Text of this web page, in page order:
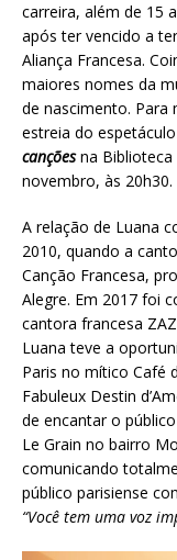
carreira, além de 15
após ter vencido a
Aliança Francesa.
maiores nomes da
de nascimento. Para
estreia do espetáculo
cançõesna Biblioteca
novembro, às 20h30.
A relação de Luana
2010, quando a
Canção Francesa,
Alegre. Em 2017 foi
cantora francesa
Luana teve a
Paris no mítico Café
Fabuleux Destin
de encantar o
Le Grain no bairro
comunicando
público parisiense
“Você tem uma voz